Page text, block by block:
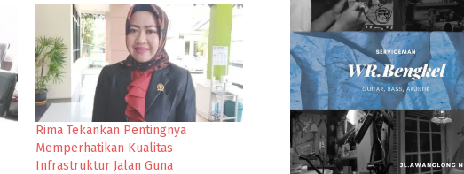
Rima Tekankan Pentingnya
Memperhatikan Kualitas
Infrastruktur Jalan Guna